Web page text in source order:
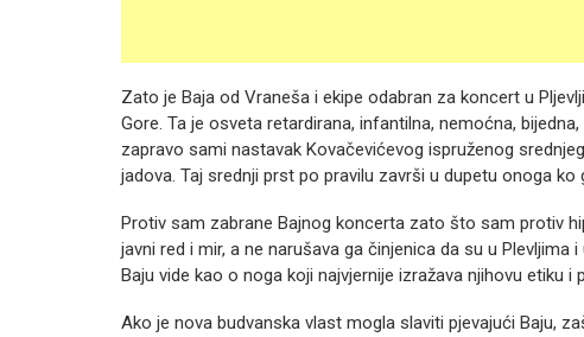
Zato je Baja od Vraneša i ekipe odabran za koncert u
Gore. Ta je osveta retardirana, infantilna, nemoćna,
zapravo sami nastavak Kovačevićevog ispruženog
jadova. Taj srednji prst po pravilu završi u dupetu onoga ko
Protiv sam zabrane Bajnog koncerta zato što sam protiv
javni red i mir, a ne narušava ga činjenica da su u Plevljima
Baju vide kao o noga koji najvjernije izražava njihovu etiku i
Ako je nova budvanska vlast mogla slaviti pjevajući Baju,